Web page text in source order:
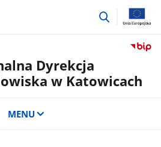
przejdź
Dyrekcja
w Katowicach
MENU